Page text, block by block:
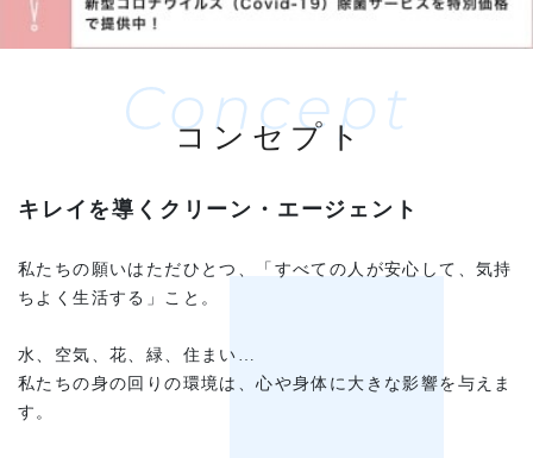
キレイを導くクリーン・エージェント
私たちの願いはただひとつ、
「すべての人が安心して、気持
ちよく生活する」こと。
水、空気、花、緑、住まい…
私たちの身の回りの環境は、心や身体に大きな影響を与えま
す。